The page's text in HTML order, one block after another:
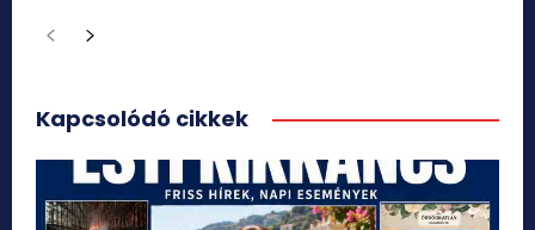
Kapcsolódó cikkek